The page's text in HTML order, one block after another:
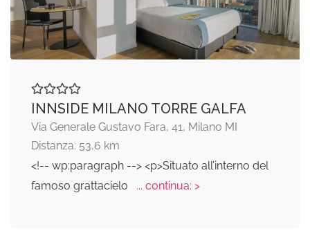
INNSIDE MILANO TORRE GALFA
Via Generale Gustavo Fara, 41, Milano MI
Distanza: 53,6 km
<!-- wp:paragraph --> <p>Situato all’interno del
famoso grattacielo
... continua: >